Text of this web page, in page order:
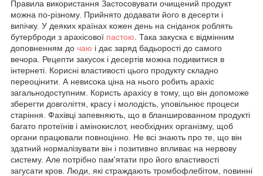
Правила використання Застосовувати очищений продукт
можна по-різному. Прийнято додавати його в десерти і
випічку. У деяких країнах кожен день на сніданок роблять
бутерброди з арахісової пастою . Така закуска є відмінним
доповненням до чаю і дає заряд бадьорості до самого
вечора. Рецепти закусок і десертів можна подивитися в
інтернеті. Корисні властивості цього продукту складно
переоцінити. А невисока ціна на нього робить арахіс
загальнодоступним. Користь арахісу в тому, що він допоможе
зберегти довголіття, красу і молодість, уповільнює процеси
старіння. Фахівці запевняють, що в бланшированном продукті
багато протеїнів і амінокислот, необхідних організму, щоб
органи працювали повноцінно. Не всі знають про те, що він
здатний нормалізувати він і позитивно впливає на нервову
систему. Але потрібно пам'ятати про його властивості
загусати кров. Люди, які страждають тромбофлебітом, повинні